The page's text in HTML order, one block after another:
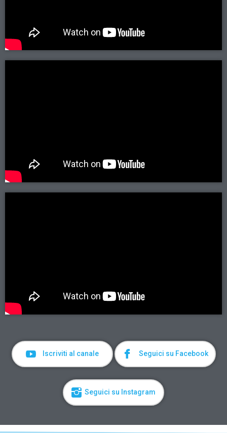
Iscriviti al canale Seguici su Facebook
Seguici su Instagram